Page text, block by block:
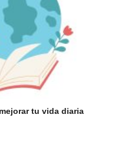
tu vida diaria